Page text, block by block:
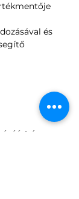
és
és